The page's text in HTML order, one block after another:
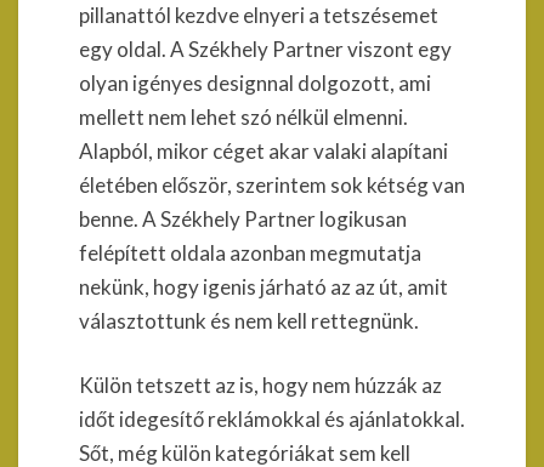
pillanattól kezdve elnyeri a tetszésemet
egy oldal. A Székhely Partner viszont egy
olyan igényes designnal dolgozott, ami
mellett nem lehet szó nélkül elmenni.
Alapból, mikor céget akar valaki alapítani
életében először, szerintem sok kétség van
benne. A Székhely Partner logikusan
felépített oldala azonban megmutatja
nekünk, hogy igenis járható az az út, amit
választottunk és nem kell rettegnünk.
Külön tetszett az is, hogy nem húzzák az
időt idegesítő reklámokkal és ajánlatokkal.
Sőt, még külön kategóriákat sem kell